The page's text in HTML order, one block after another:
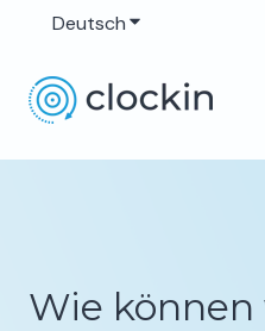
DeutschUntermenü für
Wie